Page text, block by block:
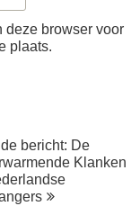
deze browser voor
plaats.
bericht: De
Klanken